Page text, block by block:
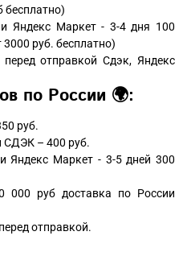
бесплатно)
Яндекс Маркет - 3-4 дня 100
3000 руб. бесплатно)
перед отправкой Сдэк, Яндекс
по России 🌍:
руб.
СДЭК – 400 руб.
Яндекс Маркет - 3-5 дней 300
000 руб доставка по России
отправкой.